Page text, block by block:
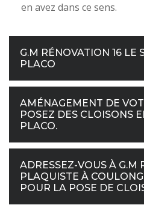
en avez dans ce sens.
G.M RÉNOVATION 16 LE
PLACO
AMÉNAGEMENT DE
POSEZ DES CLOISONS
PLACO.
ADRESSEZ-VOUS À G.M
PLAQUISTE À
POUR LA POSE DE